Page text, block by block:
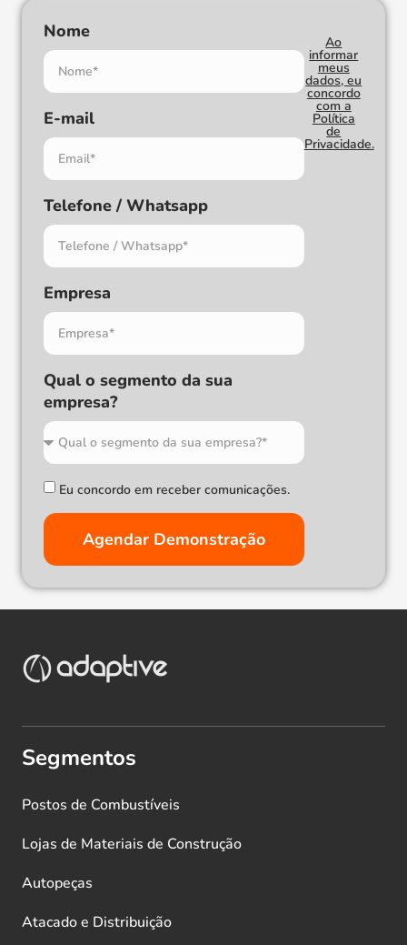
Nome
E-mail
Telefone / Whatsapp
Empresa
Qual o segmento da sua
empresa?
Eu concordo em receber comunicações.
Agendar Demonstração
Ao
informar
meus
dados, eu
concordo
com a
Política
de
Privacidade.
Segmentos
Postos de Combustíveis
Lojas de Materiais de Construção
Autopeças
Atacado e Distribuição